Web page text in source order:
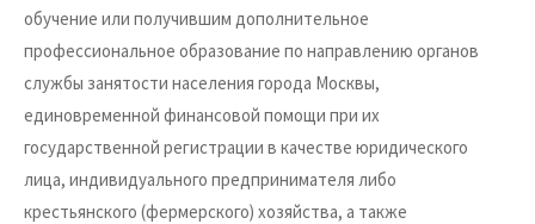
обучение или получившим дополнительное
профессиональное образование по направлению органов
службы занятости населения города Москвы,
единовременной финансовой помощи при их
государственной регистрации в качестве юридического
лица, индивидуального предпринимателя либо
крестьянского (фермерского) хозяйства, а также